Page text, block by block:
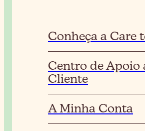
Conheça a Care
Centro de Apoio
Cliente
A Minha Conta